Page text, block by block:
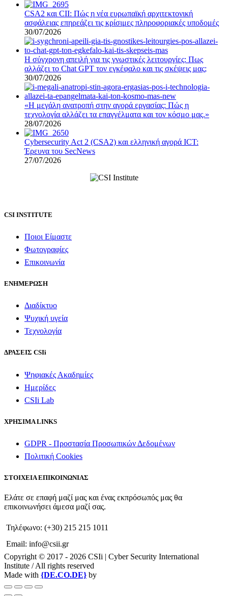
CSA2 και CII: Πώς η νέα ευρωπαϊκή αρχιτεκτονική
ασφάλειας επηρεάζει τις κρίσιμες πληροφοριακές υποδομές
30/07/2026
Η σύγχρονη απειλή για τις γνωστικές λειτουργίες: Πως
αλλάζει το Chat GPT τον εγκέφαλο και τις σκέψεις μας;
30/07/2026
«Η μεγάλη ανατροπή στην αγορά εργασίας: Πώς η
τεχνολογία αλλάζει τα επαγγέλματα και τον κόσμο μας.»
28/07/2026
Cybersecurity Act 2 (CSA2) και ελληνική αγορά ICT:
Έρευνα του SecNews
27/07/2026
CSI INSTITUTE
Ποιοι Είμαστε
Φωτογραφίες
Επικοινωνία
ΕΝΗΜΕΡΩΣΗ
Διαδίκτυο
Ψυχική υγεία
Τεχνολογία
ΔΡΑΣΕΙΣ CSIi
Ψηφιακές Ακαδημίες
Ημερίδες
CSIi Lab
ΧΡΗΣΙΜΑ LINKS
GDPR - Προστασία Προσωπικών Δεδομένων
Πολιτική Cookies
ΣΤΟΙΧΕΙΑ ΕΠΙΚΟΙΝΩΝΙΑΣ
Ελάτε σε επαφή μαζί μας και ένας εκπρόσωπός μας θα
επικοινωνήσει άμεσα μαζί σας.
Τηλέφωνο: (+30) 215 215 1011
Email: info@csii.gr
Copyright © 2017 - 2026 CSIi | Cyber Security International
Institute / All rights reserved
Made with {DE.CO.DE} by